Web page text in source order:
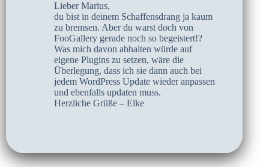
Lieber Marius,
du bist in deinem Schaffensdrang ja kaum
zu bremsen. Aber du warst doch von
FooGallery gerade noch so begeistert!?
Was mich davon abhalten würde auf
eigene Plugins zu setzen, wäre die
Überlegung, dass ich sie dann auch bei
jedem WordPress Update wieder anpassen
und ebenfalls updaten muss.
Herzliche Grüße – Elke